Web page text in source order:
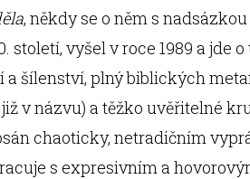
, někdy se o něm s
století, vyšel v roce 1989 a jde
a šílenství, plný biblických
v názvu) a těžko uvěřitelné
chaoticky, netradičním
s expresivním a